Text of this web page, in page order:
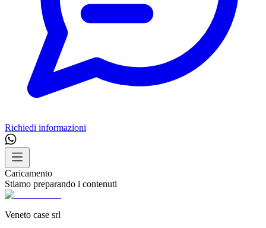
Richiedi informazioni
Caricamento
Stiamo preparando i contenuti
Veneto case srl